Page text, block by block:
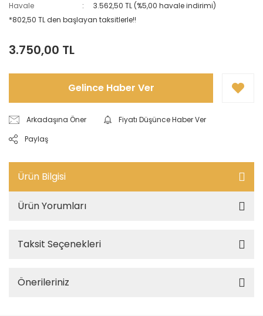
Havale
3.562,50 TL (%5,00 havale indirimi)
*802,50 TL den başlayan taksitlerle!!
3.750,00 TL
Gelince Haber Ver
Arkadaşına Öner
Fiyatı Düşünce Haber Ver
Paylaş
Ürün Bilgisi
Ürün Yorumları
Taksit Seçenekleri
Önerileriniz